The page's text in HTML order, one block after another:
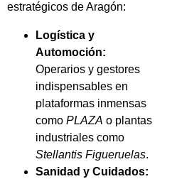
estratégicos de Aragón:
Logística y
Automoción:
Operarios y gestores
indispensables en
plataformas inmensas
como PLAZA o plantas
industriales como
Stellantis Figueruelas.
Sanidad y Cuidados: